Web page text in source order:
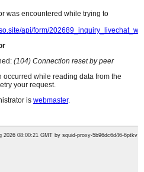
Pashto
Persian
Punjabi
Sesotho
Slovak
Shona